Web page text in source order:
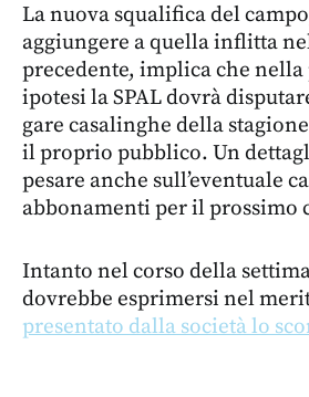
La nuova squalifica del
aggiungere a quella inflitta
precedente, implica che
ipotesi la SPAL dovrà
gare casalinghe della
il proprio pubblico. Un
pesare anche sull’eventuale
abbonamenti per il prossimo
Intanto nel corso della
dovrebbe esprimersi nel
presentato dalla società lo